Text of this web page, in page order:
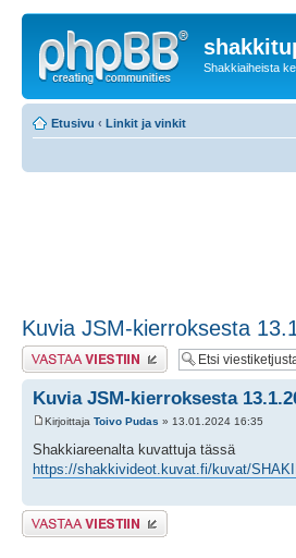
Shakkiaiheista
Etusivu ‹ Linkit ja vinkit
Kuvia JSM-kierroksesta
Lähetä vastaus
Kuvia JSM-kierroksesta
Kirjoittaja Toivo Pudas » 13.01.2024 16:35
Shakkiareenalta kuvattuja tässä
https://shakkivideot.kuvat.fi/kuvat/
Lähetä vastaus